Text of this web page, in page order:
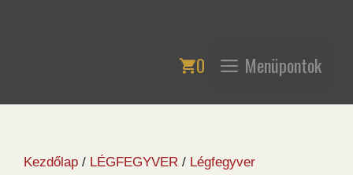
0 Menüpontok
Kezdőlap / LÉGFEGYVER / Légfegyver